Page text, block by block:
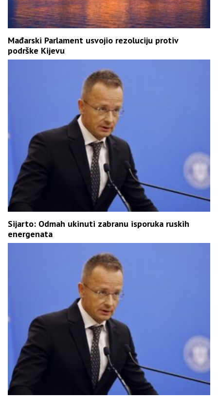
Mađarski Parlament usvojio rezoluciju protiv
podrške Kijevu
Sijarto: Odmah ukinuti zabranu isporuka ruskih
energenata